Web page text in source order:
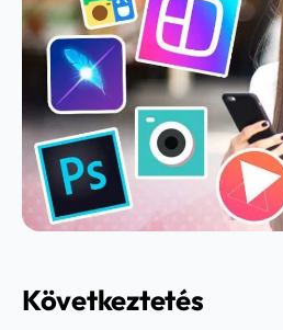
Következtetés